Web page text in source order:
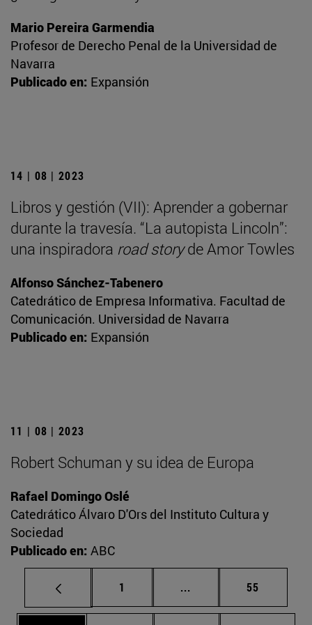
Mario Pereira Garmendia
Profesor de Derecho Penal de la Universidad de
Navarra
Publicado en: Expansión
14 | 08 | 2023
Libros y gestión (VII): Aprender a gobernar
durante la travesía. “La autopista Lincoln”:
una inspiradora road storyde Amor Towles
Alfonso Sánchez-Tabenero
Catedrático de Empresa Informativa. Facultad de
Comunicación. Universidad de Navarra
Publicado en: Expansión
11 | 08 | 2023
Robert Schuman y su idea de Europa
Rafael Domingo Oslé
Catedrático Álvaro D'Ors del Instituto Cultura y
Sociedad
Publicado en: ABC
Página
1 ... Páginas intermedias
Página
55